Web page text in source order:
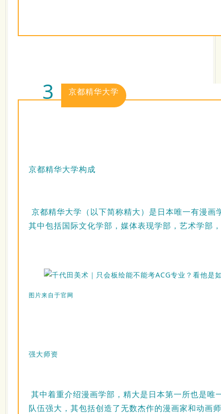
3 京都精华大学
京都精华大学构成
京都精华大学（以下简称精大）是日本唯一有漫画
其中包括国际文化学部，媒体表现学部，艺术学部
图片来自于官网
强大师资
其中着重介绍漫画学部，精大是日本第一所也是唯
队伍强大，其包括创造了无数杰作的漫画家和动画